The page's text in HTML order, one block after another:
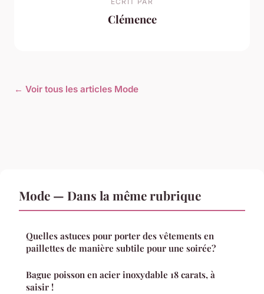
Clémence
← Voir tous les articles Mode
Mode — Dans la même rubrique
Quelles astuces pour porter des vêtements en
paillettes de manière subtile pour une soirée?
Bague poisson en acier inoxydable 18 carats, à
saisir !